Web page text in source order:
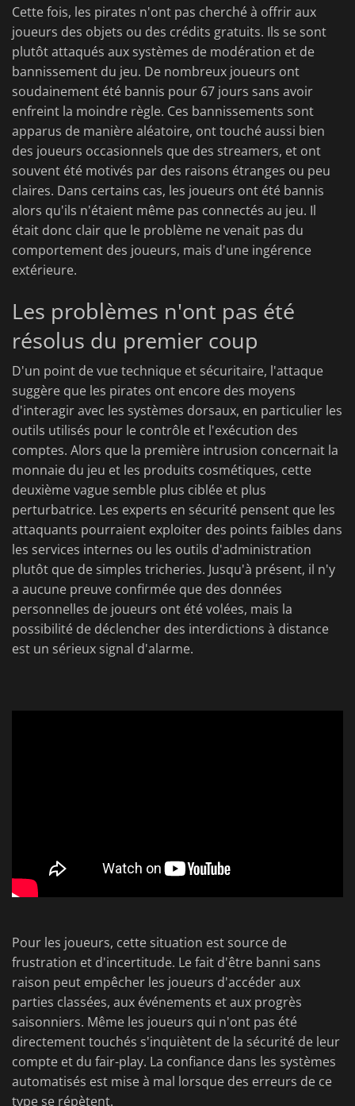
Cette fois, les pirates n'ont pas cherché à offrir aux
joueurs des objets ou des crédits gratuits. Ils se sont
plutôt attaqués aux systèmes de modération et de
bannissement du jeu. De nombreux joueurs ont
soudainement été bannis pour 67 jours sans avoir
enfreint la moindre règle. Ces bannissements sont
apparus de manière aléatoire, ont touché aussi bien
des joueurs occasionnels que des streamers, et ont
souvent été motivés par des raisons étranges ou peu
claires. Dans certains cas, les joueurs ont été bannis
alors qu'ils n'étaient même pas connectés au jeu. Il
était donc clair que le problème ne venait pas du
comportement des joueurs, mais d'une ingérence
extérieure.
Les problèmes n'ont pas été
résolus du premier coup
D'un point de vue technique et sécuritaire, l'attaque
suggère que les pirates ont encore des moyens
d'interagir avec les systèmes dorsaux, en particulier les
outils utilisés pour le contrôle et l'exécution des
comptes. Alors que la première intrusion concernait la
monnaie du jeu et les produits cosmétiques, cette
deuxième vague semble plus ciblée et plus
perturbatrice. Les experts en sécurité pensent que les
attaquants pourraient exploiter des points faibles dans
les services internes ou les outils d'administration
plutôt que de simples tricheries. Jusqu'à présent, il n'y
a aucune preuve confirmée que des données
personnelles de joueurs ont été volées, mais la
possibilité de déclencher des interdictions à distance
est un sérieux signal d'alarme.
Pour les joueurs, cette situation est source de
frustration et d'incertitude. Le fait d'être banni sans
raison peut empêcher les joueurs d'accéder aux
parties classées, aux événements et aux progrès
saisonniers. Même les joueurs qui n'ont pas été
directement touchés s'inquiètent de la sécurité de leur
compte et du fair-play. La confiance dans les systèmes
automatisés est mise à mal lorsque des erreurs de ce
type se répètent.